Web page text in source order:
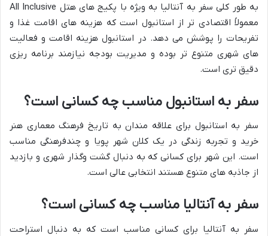
به طور کلی سفر به آنتالیا به ویژه با پکیج های هتل All Inclusive
معمولاً اقتصادی تر از استانبول است که هزینه های اقامت غذا و
تفریحات را پوشش می دهد. در استانبول هزینه اقامت و فعالیت
های شهری متنوع تر بوده و مدیریت بودجه نیازمند برنامه ریزی
دقیق تری است.
سفر به استانبول مناسب چه کسانی است؟
سفر به استانبول برای علاقه مندان به تاریخ فرهنگ معماری هنر
خرید و تجربه زندگی در یک کلان شهر پویا و چندفرهنگی مناسب
است. این شهر برای کسانی که به دنبال گشت وگذار شهری و بازدید
از جاذبه های متنوع هستند انتخابی عالی است.
سفر به آنتالیا مناسب چه کسانی است؟
سفر به آنتالیا برای کسانی مناسب است که به دنبال استراحت